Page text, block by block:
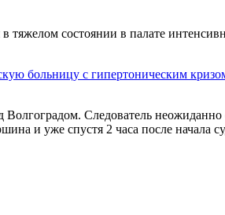
тяжелом состоянии в палате
больницу с гипертоническим
Следователь
и уже спустя 2 часа после начала